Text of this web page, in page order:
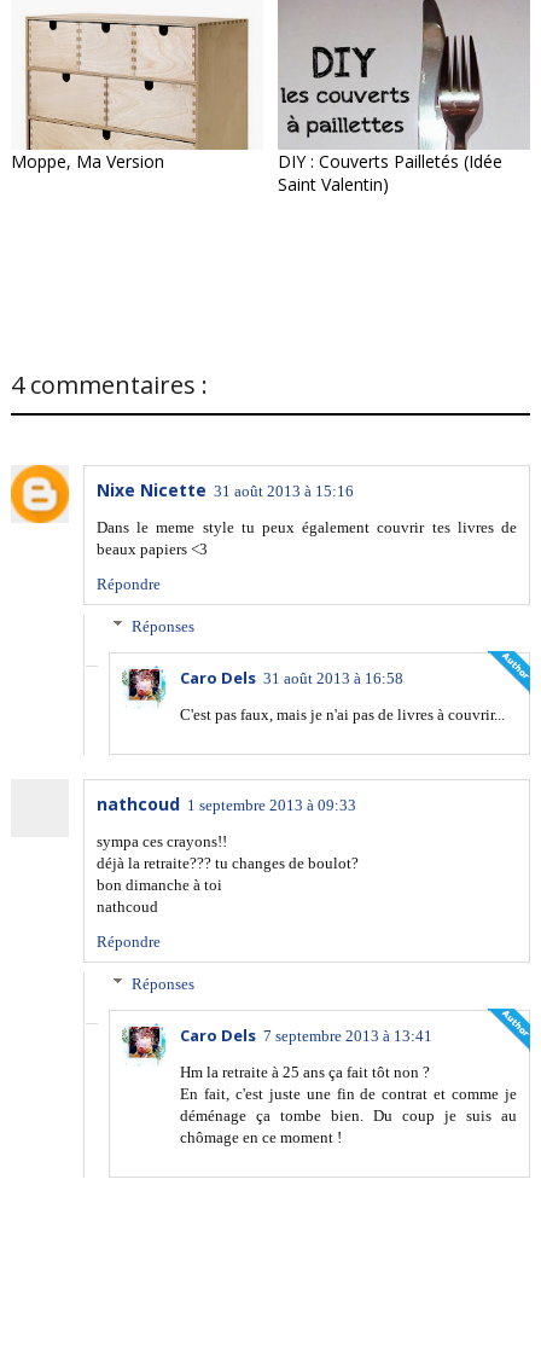
Moppe, Ma Version
DIY : Couverts Pailletés (Idée
Saint Valentin)
4 commentaires :
Nixe Nicette 31 août 2013 à 15:16
Dans le meme style tu peux également couvrir tes livres de
beaux papiers <3
Répondre
Réponses
Caro Dels 31 août 2013 à 16:58
C'est pas faux, mais je n'ai pas de livres à couvrir...
nathcoud 1 septembre 2013 à 09:33
sympa ces crayons!!
déjà la retraite??? tu changes de boulot?
bon dimanche à toi
nathcoud
Répondre
Réponses
Caro Dels 7 septembre 2013 à 13:41
Hm la retraite à 25 ans ça fait tôt non ?
En fait, c'est juste une fin de contrat et comme je
déménage ça tombe bien. Du coup je suis au
chômage en ce moment !